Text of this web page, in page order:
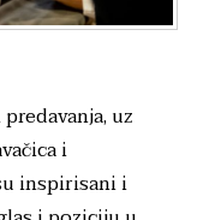
uz
i
inspirisani i